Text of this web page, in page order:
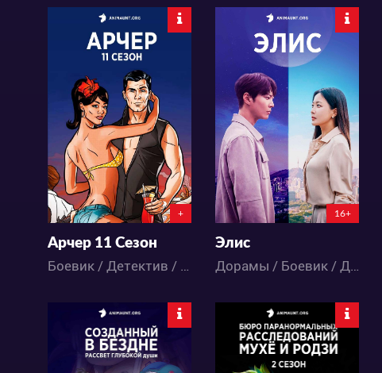
7695
11 12
+
Арчер 11 Сезон
Боевик / Детектив / Комедия / Аниме
3729
4
16+
Элис
Дорамы / Боевик / Детектив